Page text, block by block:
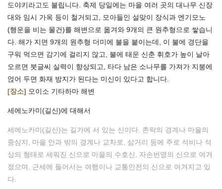
도야키라고도 불립니다. 축제 당일에는 마을 여러 곳의 대나무 신장
대와 임시 가옥 등이 철거되고, 모아들인 설맞이 장식과 엔기모노
(행운을 비는 물건)를 해변으로 옮겨와 9개의 큰 원추형으로 쌓습니
다. 해가 지면 9개의 원추형 더미에 불을 붙이는데, 이 불에 경단을
구워 먹으면 감기에 걸리지 않고, 불에 태운 신춘 휘호가 높이 날아
오르면 붓글씨 실력이 향상되고, 타다 남은 소나무를 가져가 지붕에
얹어 두면 화재 방지가 된다는 미신이 있다고 합니다.
[장소] 오이소 기타하마 해변
세에노카미(길신)에 대해서
세에노카미(길신)는 길가에 서 있는 신이다. 촌락의 경계나 마을의
중심지, 마을 안과 밖의 경계나 교차로, 삼거리 등에 주로 석비나 석
상의 형태로 세워진 신으로 마을의 수호신, 자손번영의 신으로 여겨
졌으며, 근세에 들어서는 여행이나 교통안전의 신으로 여겨지고 있
다.